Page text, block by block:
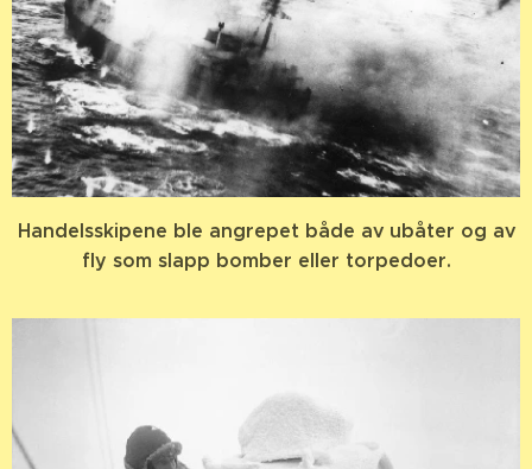
Handelsskipene ble angrepet både av ubåter og av
fly som slapp bomber eller torpedoer.